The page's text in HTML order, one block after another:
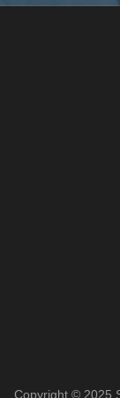
Copyright © 2025